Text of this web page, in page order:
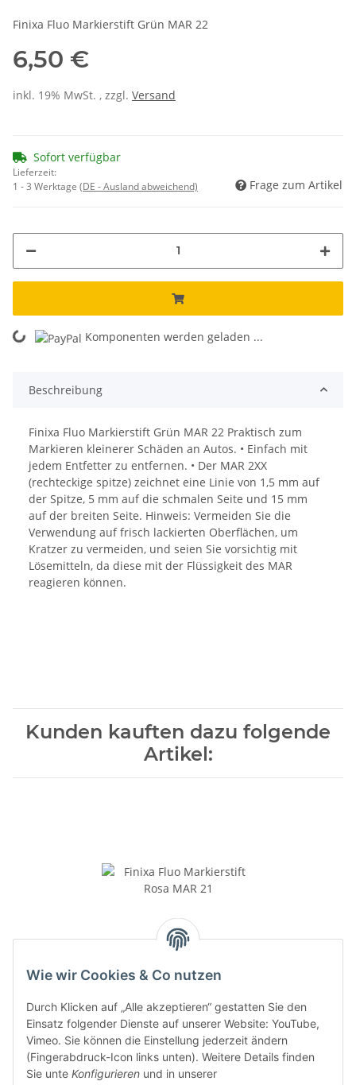
Finixa Fluo Markierstift Grün MAR 22
6,50 €
inkl. 19% MwSt. , zzgl. Versand
Sofort verfügbar
Lieferzeit:
1 - 3 Werktage (DE - Ausland abweichend) Frage zum Artikel
Loading... Komponenten werden geladen ...
Beschreibung
Finixa Fluo Markierstift Grün MAR 22 Praktisch zum
Markieren kleinerer Schäden an Autos. • Einfach mit
jedem Entfetter zu entfernen. • Der MAR 2XX
(rechteckige spitze) zeichnet eine Linie von 1,5 mm auf
der Spitze, 5 mm auf die schmalen Seite und 15 mm
auf der breiten Seite. Hinweis: Vermeiden Sie die
Verwendung auf frisch lackierten Oberflächen, um
Kratzer zu vermeiden, und seien Sie vorsichtig mit
Lösemitteln, da diese mit der Flüssigkeit des MAR
reagieren können.
Kunden kauften dazu folgende
Artikel:
MAR 21
Wie wir Cookies & Co nutzen
Durch Klicken auf „Alle akzeptieren“ gestatten Sie den
Einsatz folgender Dienste auf unserer Website: YouTube,
Vimeo. Sie können die Einstellung jederzeit ändern
(Fingerabdruck-Icon links unten). Weitere Details finden
Sie unte Konfigurieren und in unserer